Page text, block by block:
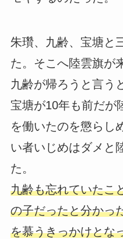
朱瓚、九齢、宝塘と
た。そこへ陸雲旗が
九齢が帰ろうと言う
宝塘が10年も前だが
を働いたのを懲らし
い者いじめはダメと
た。
九齢も忘れていたこ
の子だったと分かっ
を慕うきっかけとな